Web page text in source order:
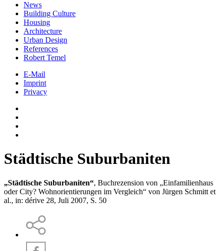
News
Building Culture
Housing
Architecture
Urban Design
References
Robert Temel
E-Mail
Imprint
Privacy
Städtische Suburbaniten
„Städtische Suburbaniten“, Buchrezension von „Einfamilienhaus
oder City? Wohnorientierungen im Vergleich“ von Jürgen Schmitt et
al., in: dérive 28, Juli 2007, S. 50